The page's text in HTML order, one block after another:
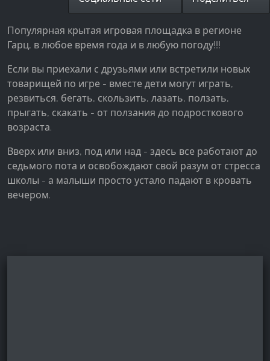
Популярная крытая игровая площадка в регионе
Гарц, в любое время года и в любую погоду!!!
Если вы приехали с друзьями или встретили новых
товарищей по игре - вместе дети могут играть,
резвиться, бегать, скользить, лазать, ползать,
прыгать, скакать - от ползания до подросткового
возраста.
Вверх или вниз, под или над - здесь все работают до
седьмого пота и освобождают свой разум от стресса
школы - а малыши просто устало падают в кровать
вечером.
Name:
Provider:
Facebook Ireland Ltd.
Purpose:
Измерение рекламы и маркетинг
Cookie duration:
3 месяца - 1 год